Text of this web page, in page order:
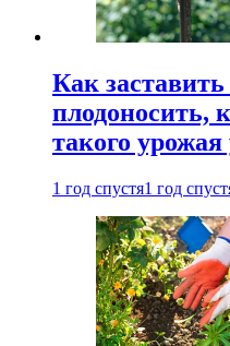
Как
плодоносить,
такого
1 год спустя1 год